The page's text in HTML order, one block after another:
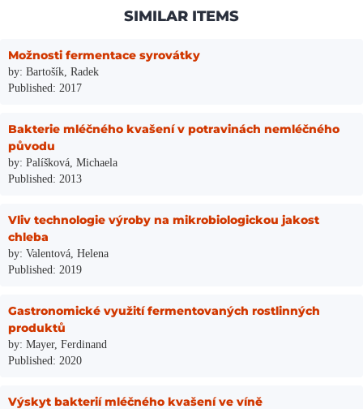
SIMILAR ITEMS
Možnosti fermentace syrovátky
by: Bartošík, Radek
Published: 2017
Bakterie mléčného kvašení v potravinách nemléčného
původu
by: Palíšková, Michaela
Published: 2013
Vliv technologie výroby na mikrobiologickou jakost
chleba
by: Valentová, Helena
Published: 2019
Gastronomické využití fermentovaných rostlinných
produktů
by: Mayer, Ferdinand
Published: 2020
Výskyt bakterií mléčného kvašení ve víně